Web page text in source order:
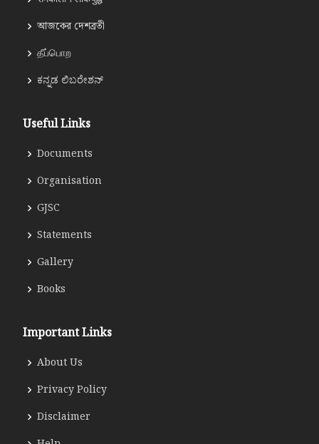
আজকের দেশব্রতী
தீப்பொற
ಕನ್ನಡ ಲಿಬರೇಶನ್
Useful Links
Documents
Organisation
GJSC
Statements
Gallery
Books
Important Links
About Us
Privacy Policy
Disclaimer